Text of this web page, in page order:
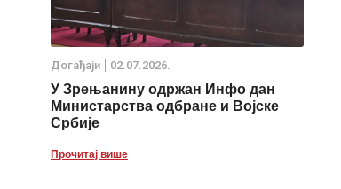
Дoгађаjи 02.07.2026.
У Зрењанину одржан Инфо дан
Министарства одбране и Војске
Србије
Прочитај више